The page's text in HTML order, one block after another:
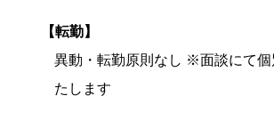
【転勤】
異動・転勤原則なし ※面談にて個
たします